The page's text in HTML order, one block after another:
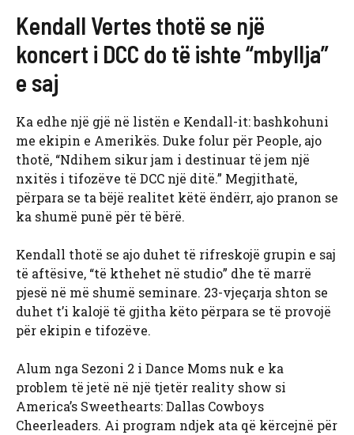
Kendall Vertes thotë se një
koncert i DCC do të ishte “mbyllja”
e saj
Ka edhe një gjë në listën e Kendall-it: bashkohuni
me ekipin e Amerikës. Duke folur për People, ajo
thotë, “Ndihem sikur jam i destinuar të jem një
nxitës i tifozëve të DCC një ditë.” Megjithatë,
përpara se ta bëjë realitet këtë ëndërr, ajo pranon se
ka shumë punë për të bërë.
Kendall thotë se ajo duhet të rifreskojë grupin e saj
të aftësive, “të kthehet në studio” dhe të marrë
pjesë në më shumë seminare. 23-vjeçarja shton se
duhet t’i kalojë të gjitha këto përpara se të provojë
për ekipin e tifozëve.
Alum nga Sezoni 2 i Dance Moms nuk e ka
problem të jetë në një tjetër reality show si
America’s Sweethearts: Dallas Cowboys
Cheerleaders. Ai program ndjek ata që kërcejnë për